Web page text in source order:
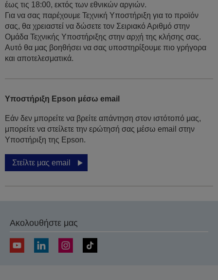
έως τις 18:00, εκτός των εθνικών αργιών.
Για να σας παρέχουμε Τεχνική Υποστήριξη για το προϊόν
σας, θα χρειαστεί να δώσετε τον Σειριακό Αριθμό στην
Ομάδα Τεχνικής Υποστήριξης στην αρχή της κλήσης σας.
Αυτό θα μας βοηθήσει να σας υποστηρίξουμε πιο γρήγορα
και αποτελεσματικά.
Υποστήριξη Epson μέσω email
Εάν δεν μπορείτε να βρείτε απάντηση στον ιστότοπό μας,
μπορείτε να στείλετε την ερώτησή σας μέσω email στην
Υποστήριξη της Epson.
Στείλτε μας email
Ακολουθήστε μας